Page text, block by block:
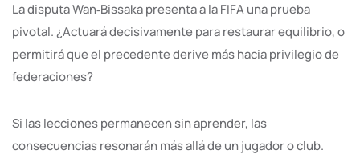
La disputa Wan‑Bissaka presenta a la FIFA una prueba
pivotal. ¿Actuará decisivamente para restaurar equilibrio, o
permitirá que el precedente derive más hacia privilegio de
federaciones?
Si las lecciones permanecen sin aprender, las
consecuencias resonarán más allá de un jugador o club.